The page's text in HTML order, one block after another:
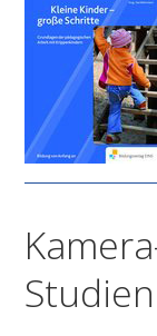
Studien